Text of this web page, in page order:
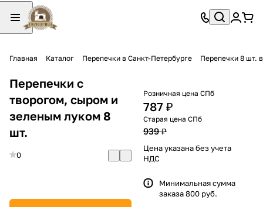
Главная Каталог Перепечки в Санкт-Петербурге Перепечки 8 шт.
Перепечки с
творогом, сыром и
зеленым луком 8
шт.
0
Розничная цена СПб
787 ₽
Старая цена СПб
939 ₽
Цена указана без учета
НДС
Минимальная сумма
заказа 800 руб.